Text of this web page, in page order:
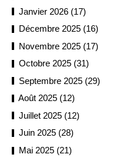
Janvier 2026 (17)
Décembre 2025 (16)
Novembre 2025 (17)
Octobre 2025 (31)
Septembre 2025 (29)
Août 2025 (12)
Juillet 2025 (12)
Juin 2025 (28)
Mai 2025 (21)